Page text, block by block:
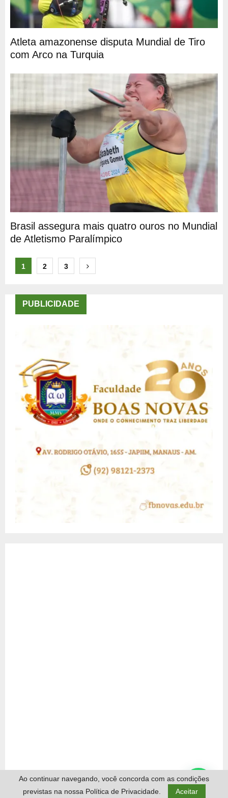
Atleta amazonense disputa Mundial de Tiro
com Arco na Turquia
Brasil assegura mais quatro ouros no Mundial
de Atletismo Paralímpico
Paginação
posts
1 2 3
PUBLICIDADE
Ao continuar navegando, você concorda com as condições
previstas na nossa Política de Privacidade.
Aceitar